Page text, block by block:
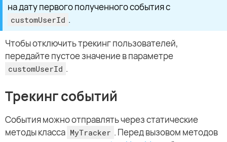
на дату первого полученного события с
customUserId .
Чтобы отключить трекинг пользователей,
передайте пустое значение в параметре
customUserId .
Трекинг событий
События можно отправлять через статические
методы класса MyTracker . Перед вызовом методов